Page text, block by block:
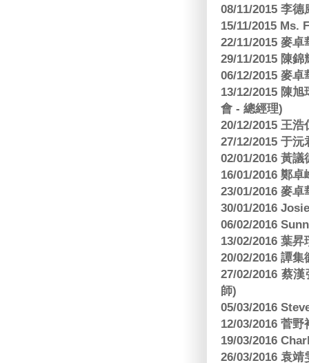
08/11/2015 李
15/11/2015 Ms.
22/11/2015 麥
29/11/2015 陳
06/12/2015 麥
13/12/2015 陳
會 - 總經理)
20/12/2015 王
27/12/2015 于
02/01/2016 黃
16/01/2016 鄭
23/01/2016 麥
30/01/2016
06/02/2016
13/02/2016 葉
20/02/2016 譚
27/02/2016 蔡
師)
05/03/2016
12/03/2016 菅
19/03/2016
26/03/2016 袁